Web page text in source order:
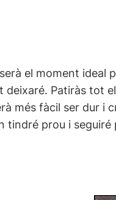
el moment ideal
deixaré. Patiràs
més fàcil ser dur i
tindré prou i